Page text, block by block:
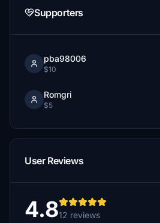
Supporters
pba98006
$10
Romgri
$5
User Reviews
4.812 reviews